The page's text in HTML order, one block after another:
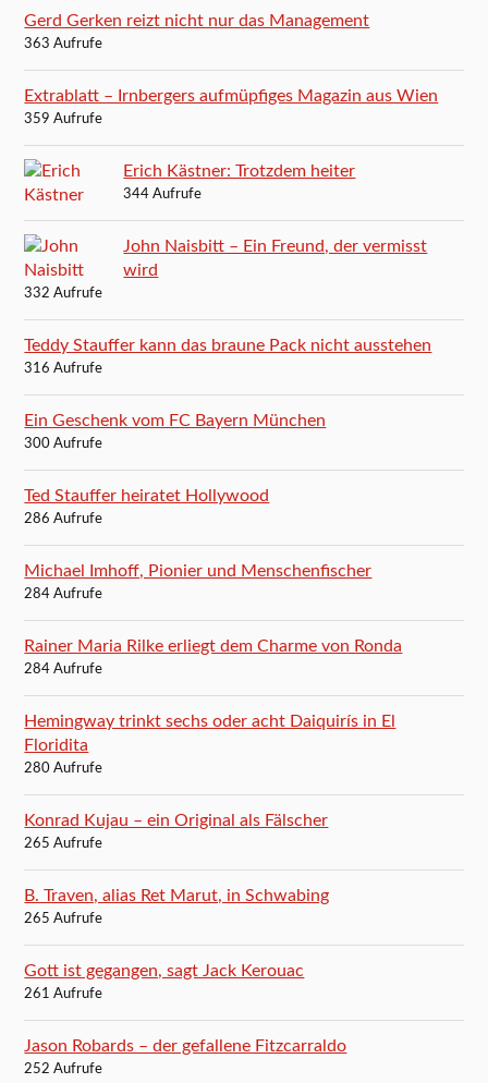
Gerd Gerken reizt nicht nur das Management
363 Aufrufe
Extrablatt – Irnbergers aufmüpfiges Magazin aus Wien
359 Aufrufe
Erich Kästner: Trotzdem heiter
344 Aufrufe
John Naisbitt – Ein Freund, der vermisst
wird
332 Aufrufe
Teddy Stauffer kann das braune Pack nicht ausstehen
316 Aufrufe
Ein Geschenk vom FC Bayern München
300 Aufrufe
Ted Stauffer heiratet Hollywood
286 Aufrufe
Michael Imhoff, Pionier und Menschenfischer
284 Aufrufe
Rainer Maria Rilke erliegt dem Charme von Ronda
284 Aufrufe
Hemingway trinkt sechs oder acht Daiquirís in El
Floridita
280 Aufrufe
Konrad Kujau – ein Original als Fälscher
265 Aufrufe
B. Traven, alias Ret Marut, in Schwabing
265 Aufrufe
Gott ist gegangen, sagt Jack Kerouac
261 Aufrufe
Jason Robards – der gefallene Fitzcarraldo
252 Aufrufe